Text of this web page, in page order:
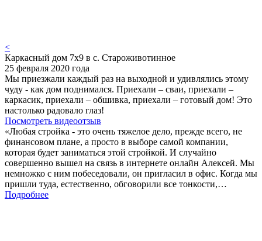
<
Каркасный дом 7х9 в с. Староживотинное
25 февраля 2020 года
Мы приезжали каждый раз на выходной и удивлялись этому
чуду - как дом поднимался. Приехали – сваи, приехали –
каркасик, приехали – обшивка, приехали – готовый дом! Это
настолько радовало глаз!
Посмотреть видеоотзыв
«Любая стройка - это очень тяжелое дело, прежде всего, не
финансовом плане, а просто в выборе самой компании,
которая будет заниматься этой стройкой. И случайно
совершенно вышел на связь в интернете онлайн Алексей. Мы
немножко с ним побеседовали, он пригласил в офис. Когда мы
пришли туда, естественно, обговорили все тонкости,…
Подробнее